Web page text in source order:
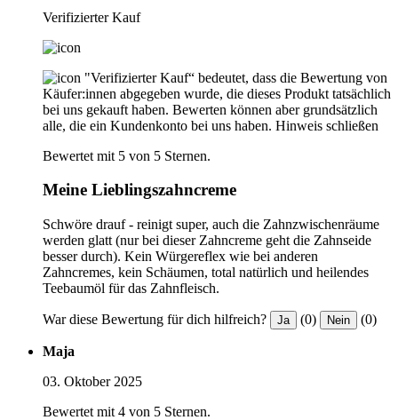
Verifizierter Kauf
"Verifizierter Kauf“ bedeutet, dass die Bewertung von
Käufer:innen abgegeben wurde, die dieses Produkt tatsächlich
bei uns gekauft haben. Bewerten können aber grundsätzlich
alle, die ein Kundenkonto bei uns haben. Hinweis schließen
Bewertet mit 5 von 5 Sternen.
Meine Lieblingszahncreme
Schwöre drauf - reinigt super, auch die Zahnzwischenräume
werden glatt (nur bei dieser Zahncreme geht die Zahnseide
besser durch). Kein Würgereflex wie bei anderen
Zahncremes, kein Schäumen, total natürlich und heilendes
Teebaumöl für das Zahnfleisch.
War diese Bewertung für dich hilfreich? Ja (0) Nein (0)
Maja
03. Oktober 2025
Bewertet mit 4 von 5 Sternen.